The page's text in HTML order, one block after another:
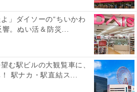
」ダイソーの“ちいかわ
。ぬい活＆防災...
む駅ビルの大観覧車に、
駅ナカ・駅直結ス...